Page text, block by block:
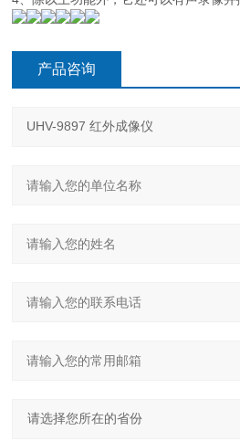
产品咨询